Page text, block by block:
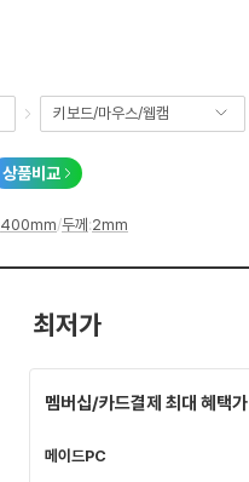
키보드/마우스/웹캠
상품비교
400mm/두께 :2mm
최저가
멤버십/카드결제 최대 혜택가
메이드PC